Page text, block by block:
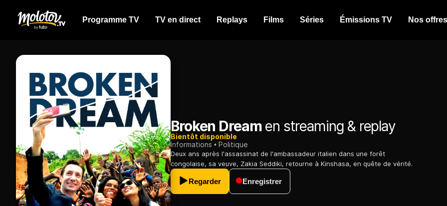
Programme TV TV en direct Replays Films Séries Émissions TV Nos offres
Broken Dreamen streaming & replay
Bientôt disponible
Informations
Politique
Deux ans après l'assassinat de l'ambassadeur italien dans une forêt
congolaise, sa veuve, Zakia Seddiki, retourne à Kinshasa, en quête de vérité.
Regarder Enregistrer